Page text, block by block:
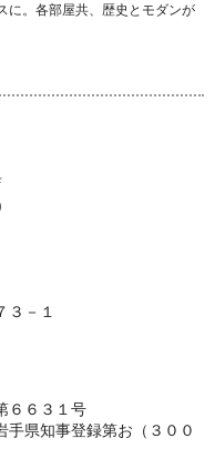
に。各部屋共、歴史とモダンが
－１
６６３１号
県知事登録第お（３００